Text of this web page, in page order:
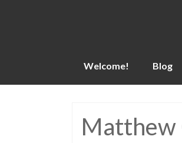
Skip
Welcome! Blog
Matthew